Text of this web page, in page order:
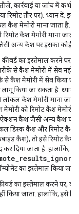
कार्रवाई या जांच में कभी
रिमोट तौर पर). ध्यान दें:
कैश मेमोरी माना जाता है.
कैश मेमोरी माना
अन्य कैश पर इसका कोई
कीवर्ड का इस्तेमाल करने पर,
से कैश मेमोरी में सेव नहीं
से कैश मेमोरी में सेव किया जा
लागू किया जा सकता है. ध्यान
कैश मेमोरी माना जाता
को रिमोट कैश मेमोरी
ऐक्शन कैश जैसी अन्य कैश पर
डिस्क कैश और रिमोट कैश,
कैश), तो इसे रिमोट कैश
कर दिया जाता है. हालांकि,
का इस्तेमाल किया
का इस्तेमाल करने पर,
किया जाता. हालांकि, इसे